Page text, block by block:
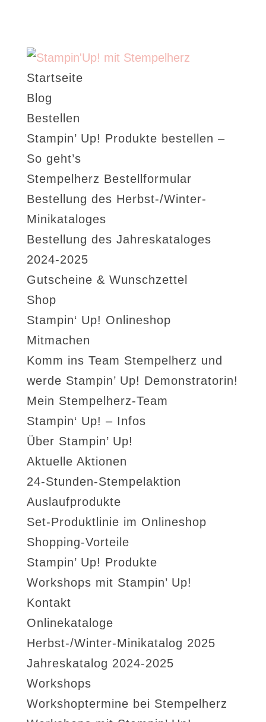
Startseite
Blog
Bestellen
Stampin’ Up! Produkte bestellen –
So geht’s
Stempelherz Bestellformular
Bestellung des Herbst-/Winter-
Minikataloges
Bestellung des Jahreskataloges
2024-2025
Gutscheine & Wunschzettel
Shop
Stampin‘ Up! Onlineshop
Mitmachen
Komm ins Team Stempelherz und
werde Stampin’ Up! Demonstratorin!
Mein Stempelherz-Team
Stampin‘ Up! – Infos
Über Stampin’ Up!
Aktuelle Aktionen
24-Stunden-Stempelaktion
Auslaufprodukte
Set-Produktlinie im Onlineshop
Shopping-Vorteile
Stampin’ Up! Produkte
Workshops mit Stampin’ Up!
Kontakt
Onlinekataloge
Herbst-/Winter-Minikatalog 2025
Jahreskatalog 2024-2025
Workshops
Workshoptermine bei Stempelherz